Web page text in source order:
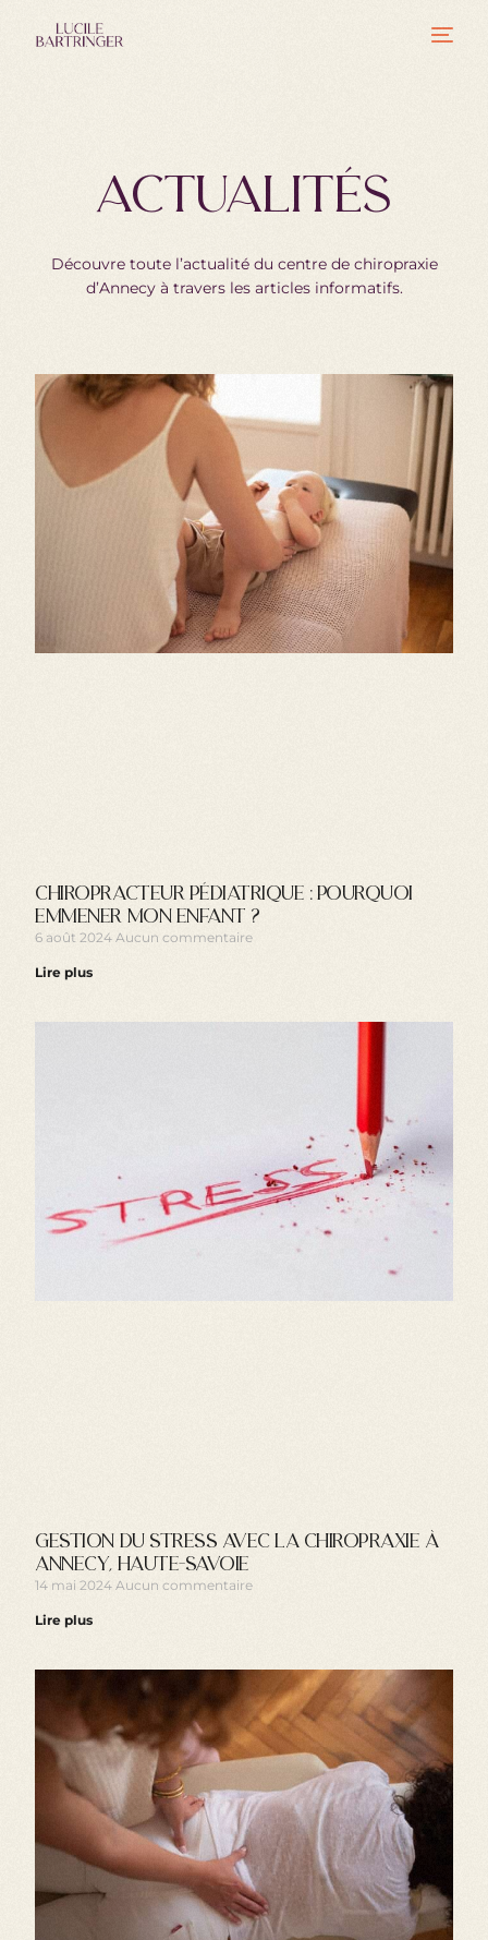
ACTUALITÉS
Découvre toute l’actualité du centre de chiropraxie
d’Annecy à travers les articles informatifs.
Chiropracteur pédiatrique : pourquoi
emmener mon enfant ?
6 août 2024Aucun commentaire
Lire plus
Gestion du stress avec la chiropraxie à
annecy, haute-savoie
14 mai 2024Aucun commentaire
Lire plus